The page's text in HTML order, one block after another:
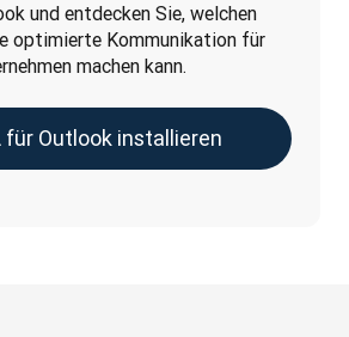
und entdecken Sie, welchen
optimierte Kommunikation für
machen kann.
für Outlook installieren